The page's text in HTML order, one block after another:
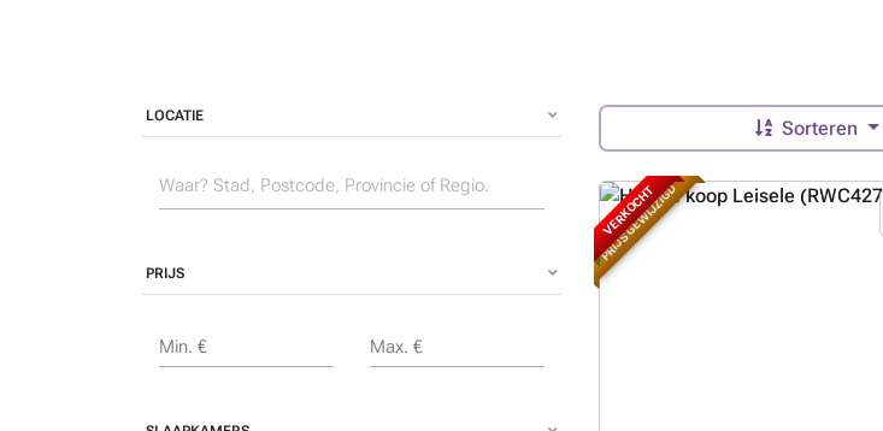
LOCATIE
PRIJS
Min. € Max. €
Sorteren
PRIJS GEWIJZIGD
VERKOCHT